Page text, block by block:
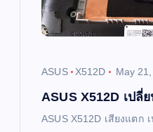
ASUS X512D May
ASUS X512D เปลี่
ASUS X512D เสียงแตก